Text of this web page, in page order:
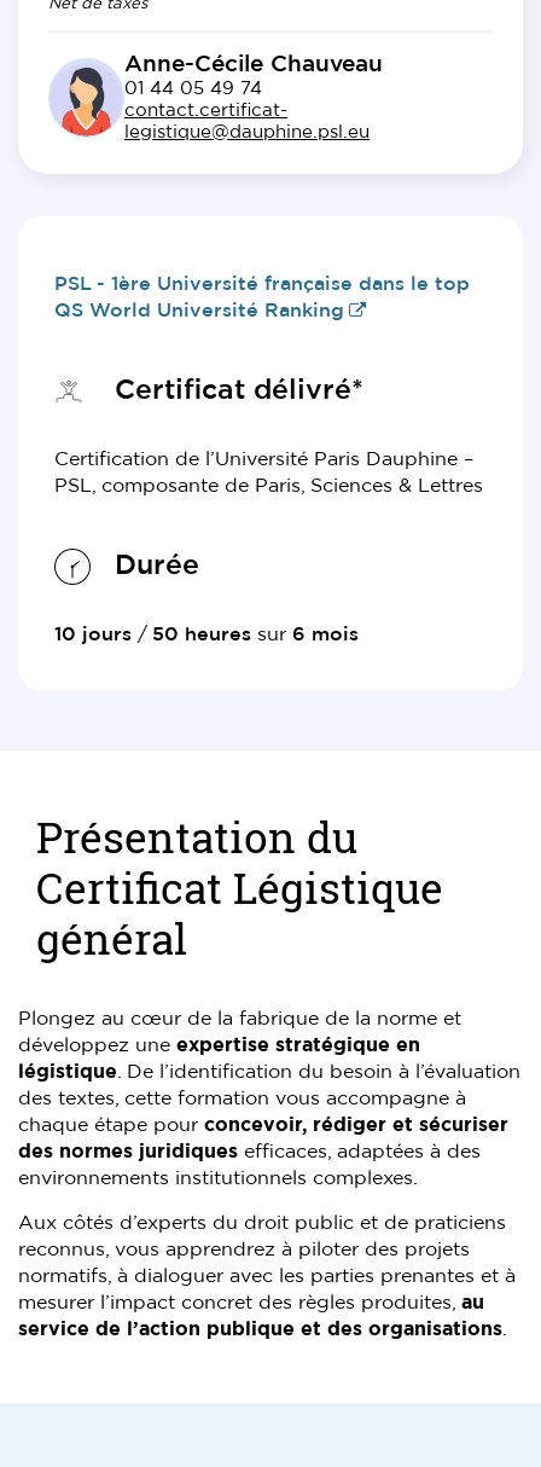
Net de taxes
Anne-Cécile Chauveau
01 44 05 49 74
contact.certificat-
legistique@dauphine.psl.eu
PSL - 1ère Université française dans le top
QS World Université Ranking
Certificat délivré*
Certification de l’Université Paris Dauphine –
PSL, composante de Paris, Sciences & Lettres
Durée
10 jours / 50 heures sur 6 mois
Présentation du
Certificat Légistique
général
Plongez au cœur de la fabrique de la norme et
développez une expertise stratégique en
légistique . De l’identification du besoin à l’évaluation
des textes, cette formation vous accompagne à
chaque étape pour concevoir, rédiger et sécuriser
des normes juridiques efficaces, adaptées à des
environnements institutionnels complexes.
Aux côtés d’experts du droit public et de praticiens
reconnus, vous apprendrez à piloter des projets
normatifs, à dialoguer avec les parties prenantes et à
mesurer l’impact concret des règles produites, au
service de l’action publique et des organisations